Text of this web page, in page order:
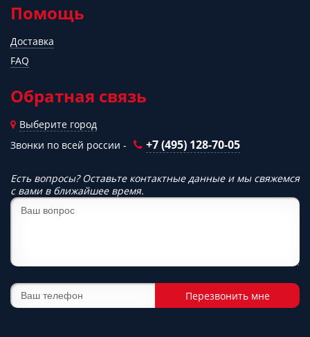
Помощь
Доставка
FAQ
Обратная связь
Выберите город
Звонки по всей россии -
+7 (495) 128-70-05
Есть вопросы? Оставьте контактные данные и мы свяжемся
с вами в ближайшее время.
Перезвонить мне